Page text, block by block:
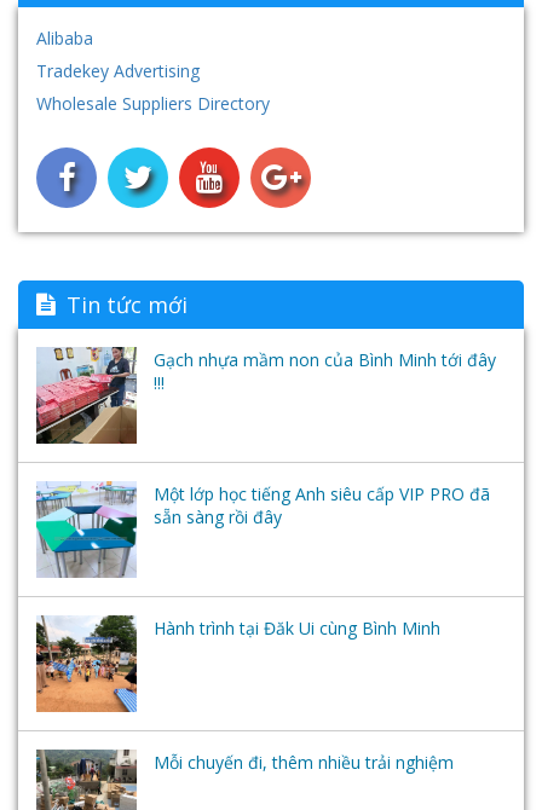
Giá vẽ đa năng
Nhà khối - Nhà chức năng
Tủ- Giá- Kệ - Sắt
Nội thất nhựa
Máy chiếu vật thể Aver
Hệ thống âm thanh- loa đài
Hệ thống máy tính - Phần mềm học ngoại ngữ-
Tai nghe
Alibaba
Tradekey Advertising
Wholesale Suppliers Directory
Tin tức mới
Gạch nhựa mầm non của Bình Minh tới đây
!!!
Một lớp học tiếng Anh siêu cấp VIP PRO đã
sẵn sàng rồi đây
Hành trình tại Đăk Ui cùng Bình Minh
Mỗi chuyến đi, thêm nhiều trải nghiệm